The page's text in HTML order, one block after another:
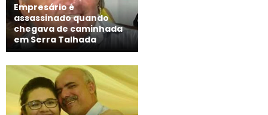
Empresário é
assassinado quando
chegava de caminhada
em Serra Talhada